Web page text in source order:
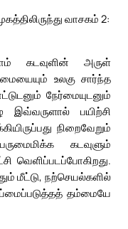
வாசகம் 2:
கடவுளின் அருள்
உலகு சார்ந்த
நேர்மையுடனும்
பயிற்சி
நிறைவேறும்
கடவுளும்
வெளிப்படப்போகிறது.
மீட்டு, நற்செயல்களில்
தம்மையே